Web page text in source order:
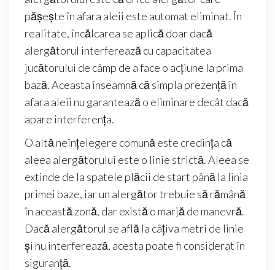
pășește în afara aleii este automat eliminat. În
realitate, încălcarea se aplică doar dacă
alergătorul interferează cu capacitatea
jucătorului de câmp de a face o acțiune la prima
bază. Aceasta înseamnă că simpla prezență în
afara aleii nu garantează o eliminare decât dacă
apare interferența.
O altă neînțelegere comună este credința că
aleea alergătorului este o linie strictă. Aleea se
extinde de la spatele plăcii de start până la linia
primei baze, iar un alergător trebuie să rămână
în această zonă, dar există o marjă de manevră.
Dacă alergătorul se află la câțiva metri de linie
și nu interferează, acesta poate fi considerat în
siguranță.